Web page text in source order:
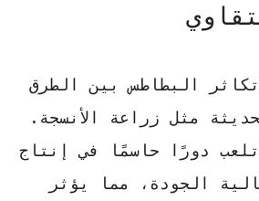
البطاطسبين الطرق
مثل زراعة الأنسجة .
دورًا حاسمًا في إنتاج
الجودة، مما يؤثر